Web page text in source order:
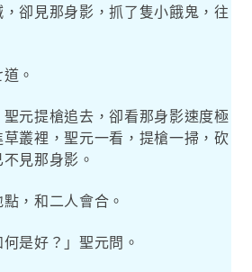
，卻見那身影，抓了隻小餓鬼，往
。
聖元提槍追去，卻看那身影速度極
叢裡，聖元一看，提槍一掃，砍
見那身影。
，和二人會合。
何是好？」聖元問。